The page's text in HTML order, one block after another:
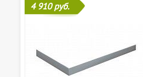
4 910 руб.